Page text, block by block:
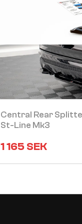
Central Rear
St-Line Mk3
1 165SEK